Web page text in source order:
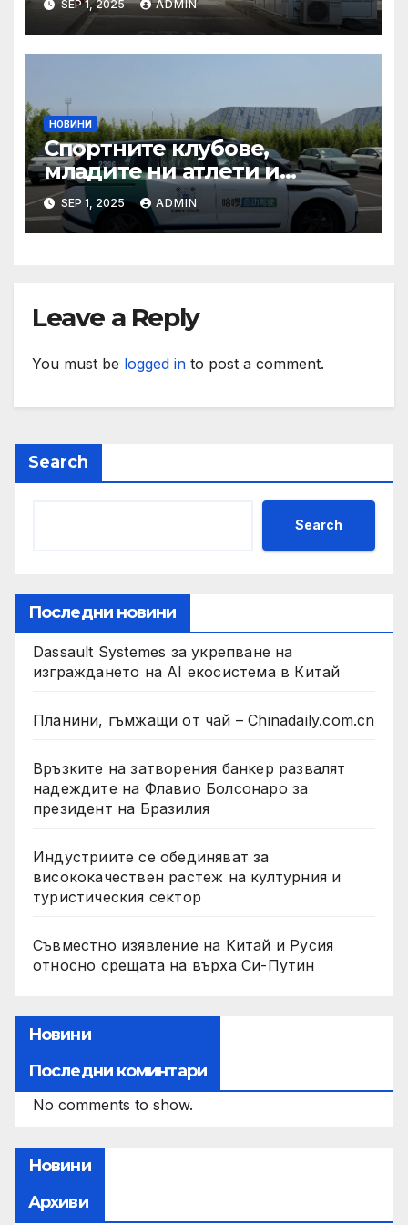
органи откриха нарушения
при пътувания
SEP 1, 2025 ADMIN
НОВИНИ
Спортните клубове,
младите ни атлети и
техните треньори имат
нужда от нашата подкрепа
и ние ще им я осигурим
SEP 1, 2025 ADMIN
Leave a Reply
You must be logged in to post a comment.
Search
Search
Последни новини
Dassault Systemes за укрепване на
изграждането на AI екосистема в Китай
Планини, гъмжащи от чай – Chinadaily.com.cn
Връзките на затворения банкер развалят
надеждите на Флавио Болсонаро за
президент на Бразилия
Индустриите се обединяват за
висококачествен растеж на културния и
туристическия сектор
Съвместно изявление на Китай и Русия
относно срещата на върха Си-Путин
Новини
Последни коминтари
No comments to show.
Новини
Архиви